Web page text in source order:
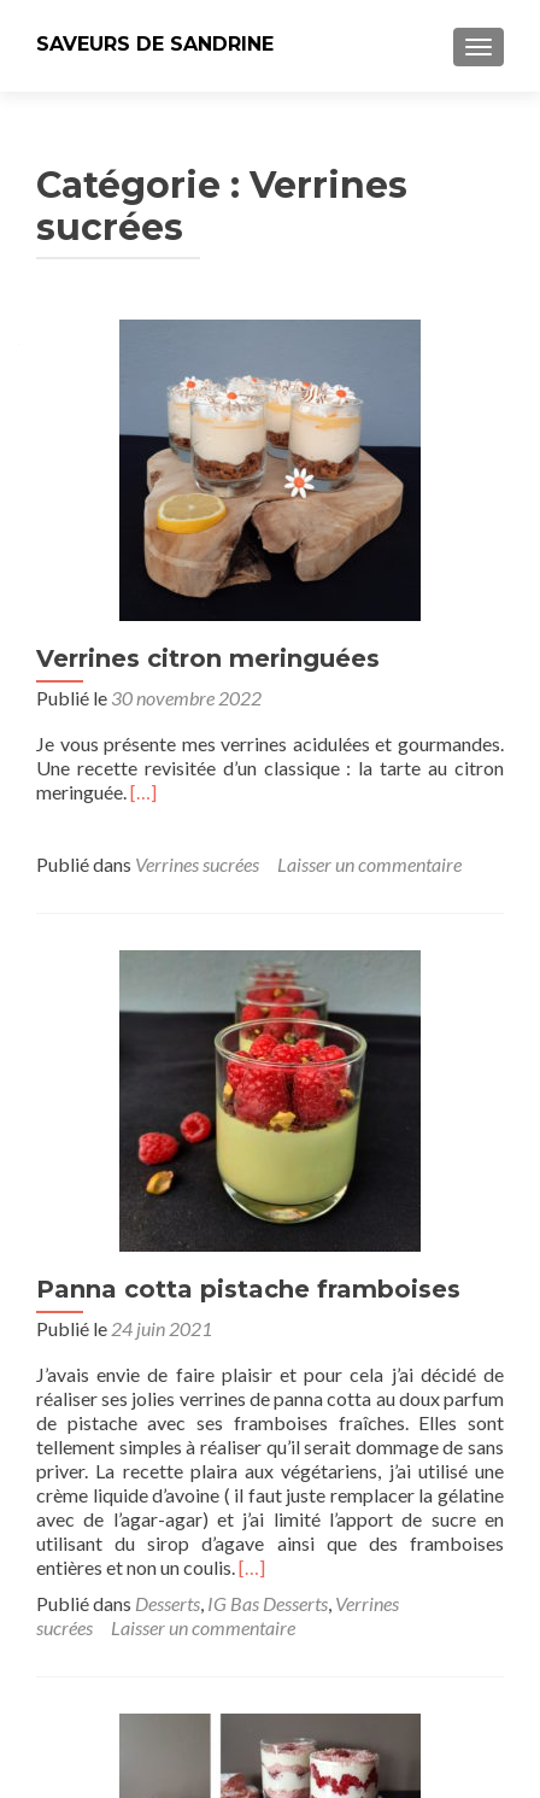
SAVEURS DE SANDRINE
Catégorie : Verrines
sucrées
Verrines citron meringuées
Publié le 30 novembre 2022
Je vous présente mes verrines acidulées et gourmandes.
Une recette revisitée d’un classique : la tarte au citron
meringuée.[…]
Publié dans Verrines sucrées Laisser un commentaire
Panna cotta pistache framboises
Publié le 24 juin 2021
J’avais envie de faire plaisir et pour cela j’ai décidé de
réaliser ses jolies verrines de panna cotta au doux parfum
de pistache avec ses framboises fraîches. Elles sont
tellement simples à réaliser qu’il serait dommage de sans
priver. La recette plaira aux végétariens, j’ai utilisé une
crème liquide d’avoine ( il faut juste remplacer la gélatine
avec de l’agar-agar) et j’ai limité l’apport de sucre en
utilisant du sirop d’agave ainsi que des framboises
entières et non un coulis.[…]
Publié dans Desserts, IG Bas Desserts, Verrines
sucrées
Laisser un commentaire
articles